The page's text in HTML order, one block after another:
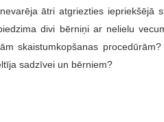
ātri atgriezties iepriekšējā
divi bērniņi ar nelielu
skaistumkopšanas
sadzīvei un bērniem?